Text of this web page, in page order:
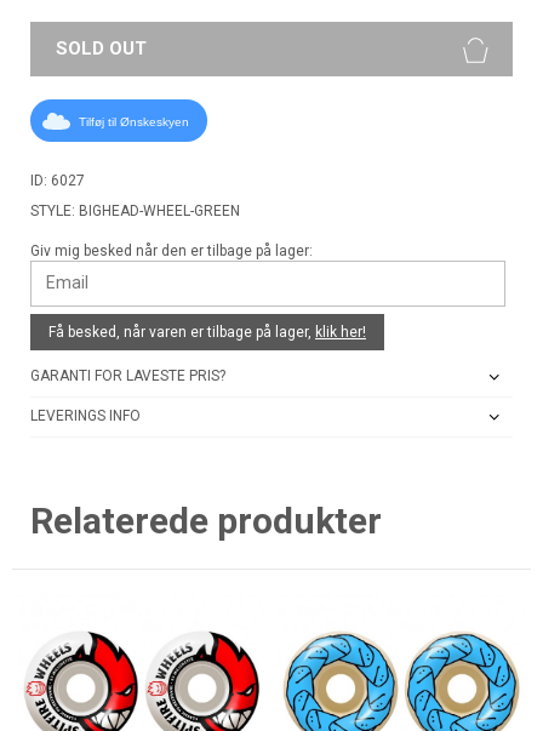
SOLD OUT
Tilføj til Ønskeskyen
ID: 6027
STYLE: BIGHEAD-WHEEL-GREEN
Giv mig besked når den er tilbage på lager:
Få besked, når varen er tilbage på lager, klik her!
GARANTI FOR LAVESTE PRIS?
LEVERINGS INFO
Relaterede produkter